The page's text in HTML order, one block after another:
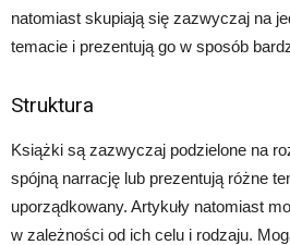
natomiast skupiają się zazwyczaj na
temacie i prezentują go w sposób
Struktura
Książki są zazwyczaj podzielone na
spójną narrację lub prezentują różne
uporządkowany. Artykuły natomiast
w zależności od ich celu i rodzaju.